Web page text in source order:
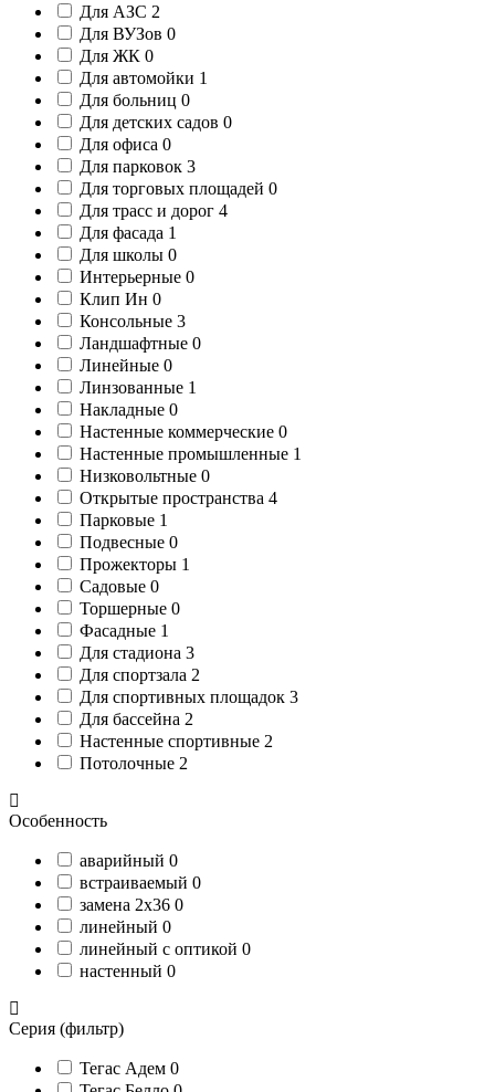
Для АЗС 2
Для ВУЗов 0
Для ЖК 0
Для автомойки 1
Для больниц 0
Для детских садов 0
Для офиса 0
Для парковок 3
Для торговых площадей 0
Для трасс и дорог 4
Для фасада 1
Для школы 0
Интерьерные 0
Клип Ин 0
Консольные 3
Ландшафтные 0
Линейные 0
Линзованные 1
Накладные 0
Настенные коммерческие 0
Настенные промышленные 1
Низковольтные 0
Открытые пространства 4
Парковые 1
Подвесные 0
Прожекторы 1
Садовые 0
Торшерные 0
Фасадные 1
Для стадиона 3
Для спортзала 2
Для спортивных площадок 3
Для бассейна 2
Настенные спортивные 2
Потолочные 2
Особенность
аварийный 0
встраиваемый 0
замена 2х36 0
линейный 0
линейный с оптикой 0
настенный 0
Серия (фильтр)
Тегас Адем 0